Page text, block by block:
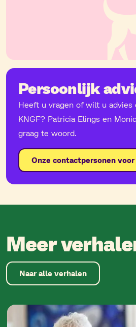
Persoonlijk
Heeft u vragen of wilt u advies
KNGF? Patricia Elings en
graag te woord.
Onze contactpersonen
Meer
Naar alle verhalen